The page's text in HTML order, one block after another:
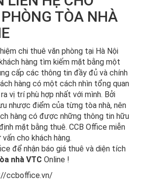
TÒA NHÀ
chi thuê văn phòng tại Hà Nội
hàng tìm kiếm mặt bằng một
cấp các thông tin đầy đủ và chính
hàng có một cách nhìn tổng quan
vị trí phù hợp nhất với mình. Bởi
nhược điểm của từng tòa nhà, nên
hàng có được những thông tin hữu
mặt bằng thuê. CCB Office miễn
cho khách hàng.
để nhận báo giá thuê và diện tích
nhà VTC Online !
ccboffice.vn/